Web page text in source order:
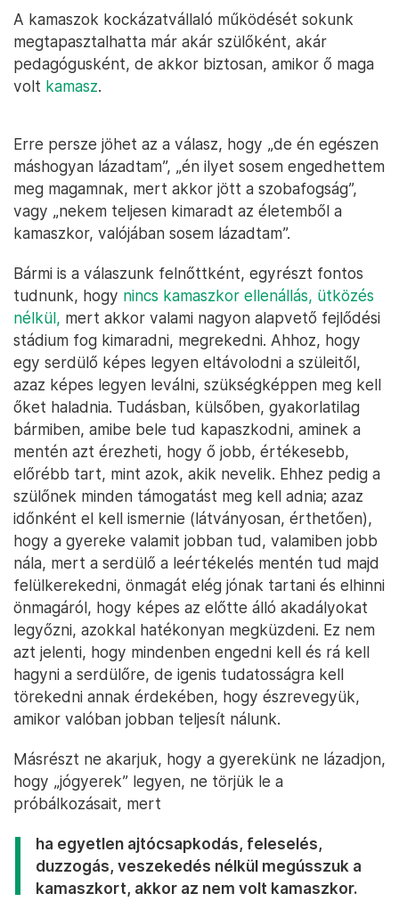
A kamaszok kockázatvállaló működését sokunk
megtapasztalhatta már akár szülőként, akár
pedagógusként, de akkor biztosan, amikor ő maga
volt kamasz.
Erre persze jöhet az a válasz, hogy „de én egészen
máshogyan lázadtam”, „én ilyet sosem engedhettem
meg magamnak, mert akkor jött a szobafogság”,
vagy „nekem teljesen kimaradt az életemből a
kamaszkor, valójában sosem lázadtam”.
Bármi is a válaszunk felnőttként, egyrészt fontos
tudnunk, hogy nincs kamaszkor ellenállás, ütközés
nélkül, mert akkor valami nagyon alapvető fejlődési
stádium fog kimaradni, megrekedni. Ahhoz, hogy
egy serdülő képes legyen eltávolodni a szüleitől,
azaz képes legyen leválni, szükségképpen meg kell
őket haladnia. Tudásban, külsőben, gyakorlatilag
bármiben, amibe bele tud kapaszkodni, aminek a
mentén azt érezheti, hogy ő jobb, értékesebb,
előrébb tart, mint azok, akik nevelik. Ehhez pedig a
szülőnek minden támogatást meg kell adnia; azaz
időnként el kell ismernie (látványosan, érthetően),
hogy a gyereke valamit jobban tud, valamiben jobb
nála, mert a serdülő a leértékelés mentén tud majd
felülkerekedni, önmagát elég jónak tartani és elhinni
önmagáról, hogy képes az előtte álló akadályokat
legyőzni, azokkal hatékonyan megküzdeni. Ez nem
azt jelenti, hogy mindenben engedni kell és rá kell
hagyni a serdülőre, de igenis tudatosságra kell
törekedni annak érdekében, hogy észrevegyük,
amikor valóban jobban teljesít nálunk.
Másrészt ne akarjuk, hogy a gyerekünk ne lázadjon,
hogy „jógyerek” legyen, ne törjük le a
próbálkozásait, mert
ha egyetlen ajtócsapkodás, feleselés,
duzzogás, veszekedés nélkül megússzuk a
kamaszkort, akkor az nem volt kamaszkor.